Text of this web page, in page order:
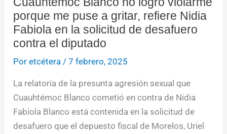
porque me puse a gritar, refiere Nidia
Fabiola en la solicitud de desafuero
contra el diputado
Poretcétera /7 febrero, 2025
La relatoría de la presunta agresión sexual que
Cuauhtémoc Blanco cometió en contra de Nidia
Fabiola Blanco está contenida en la solicitud de
desafuero que el depuesto fiscal de Morelos, Uriel